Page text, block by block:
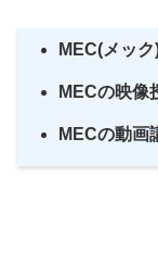
MEC(メッ
MECの映像
MECの動画